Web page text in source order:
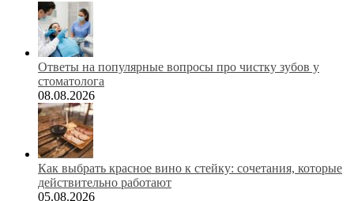
Ответы на популярные вопросы про чистку зубов у
стоматолога
08.08.2026
Как выбрать красное вино к стейку: сочетания, которые
действительно работают
05.08.2026